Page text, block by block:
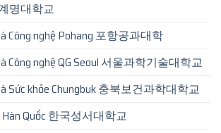
명대학교
Công nghệ Pohang 포항공과대학
Công nghệ QG Seoul 서울과학기술대학교
Sức khỏe Chungbuk 충북보건과학대학교
Quốc 한국성서대학교